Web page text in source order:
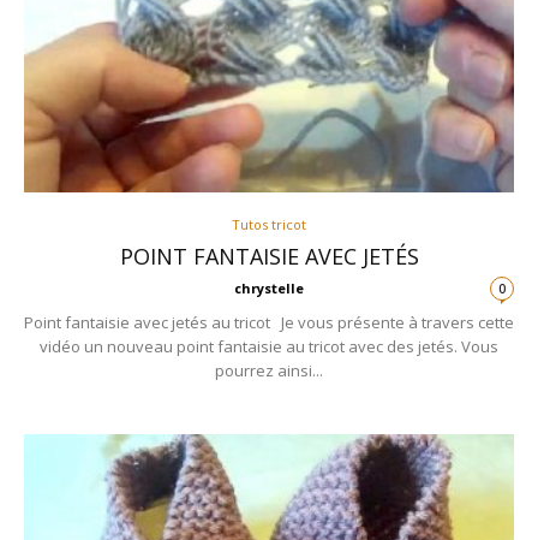
Tutos tricot
POINT FANTAISIE AVEC JETÉS
chrystelle 0
Point fantaisie avec jetés au tricot Je vous présente à travers cette
vidéo un nouveau point fantaisie au tricot avec des jetés. Vous
pourrez ainsi...